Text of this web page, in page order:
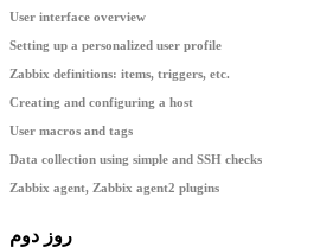
User interface overview
Setting up a personalized user profile
Zabbix definitions: items, triggers, etc.
Creating and configuring a host
User macros and tags
Data collection using simple and SSH checks
Zabbix agent, Zabbix agent2 plugins
روز دوم